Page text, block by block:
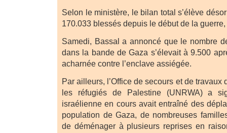
Selon le ministère, le bilan total s’élève
170.033 blessés depuis le début de la
Samedi, Bassal a annoncé que le nombre
dans la bande de Gaza s’élevait à 9.500
acharnée contre l’enclave assiégée.
Par ailleurs, l’Office de secours et de travaux
les réfugiés de Palestine (UNRWA) a
israélienne en cours avait entraîné des
population de Gaza, de nombreuses
de déménager à plusieurs reprises en